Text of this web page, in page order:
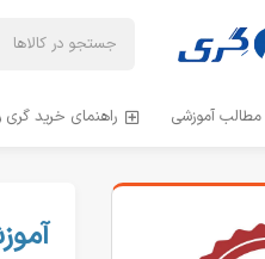
مطالب آموزشی راهنمای خرید گری